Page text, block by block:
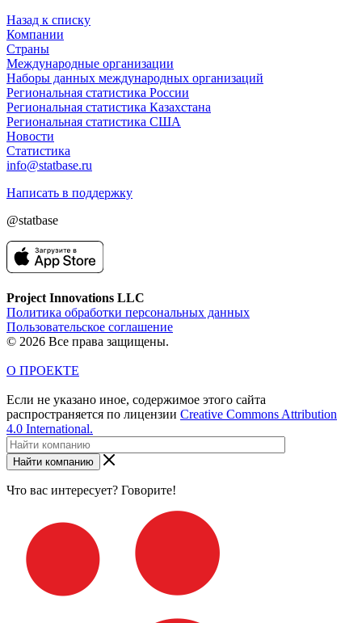
Назад к списку
Компании
Страны
Международные организации
Наборы данных международных организаций
Региональная статистика России
Региональная статистика Казахстана
Региональная статистика США
Новости
Статистика
info@statbase.ru
Написать в поддержку
@statbase
Project Innovations LLC
Политика обработки персональных данных
Пользовательское соглашение
© 2026 Все права защищены.
О ПРОЕКТЕ
Если не указано иное, содержимое этого сайта
распространяется по лицензии Creative Commons Attribution
4.0 International.
Найти компанию
Что вас интересует? Говорите!